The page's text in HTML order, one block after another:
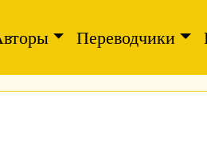
Переводчики